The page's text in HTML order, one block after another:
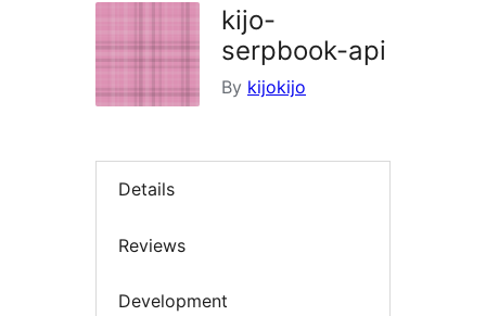
kijo-
serpbook-api
By kijokijo
Details
Reviews
Development